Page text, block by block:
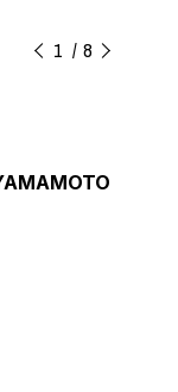
1 8